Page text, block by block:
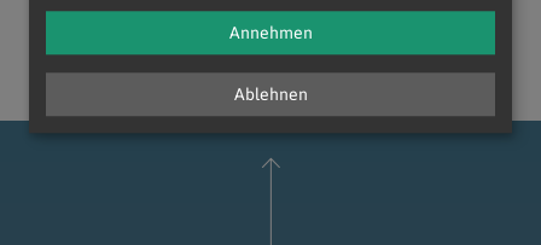
Ablehnen
Annehmen